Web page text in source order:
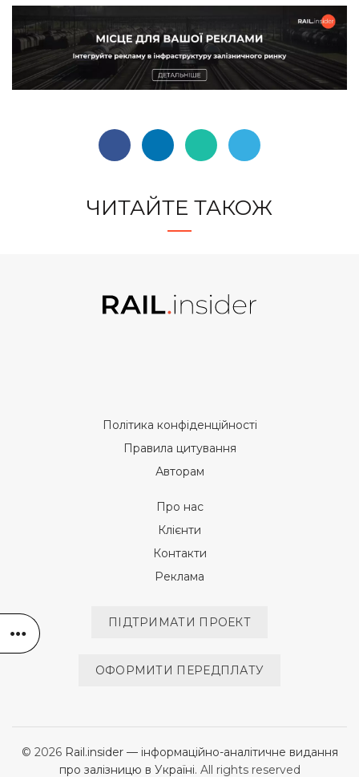
ЧИТАЙТЕ ТАКОЖ
Політика конфіденційності
Правила цитування
Авторам
Про нас
Клієнти
Контакти
Реклама
ПІДТРИМАТИ ПРОЕКТ
ОФОРМИТИ ПЕРЕДПЛАТУ
© 2026 Rail.insider — інформаційно-аналітичне видання
про залізницю в Україні. All rights reserved